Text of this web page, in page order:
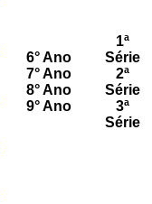
6° Ano
7° Ano
8° Ano
9° Ano
1ª
Série
2ª
Série
3ª
Série